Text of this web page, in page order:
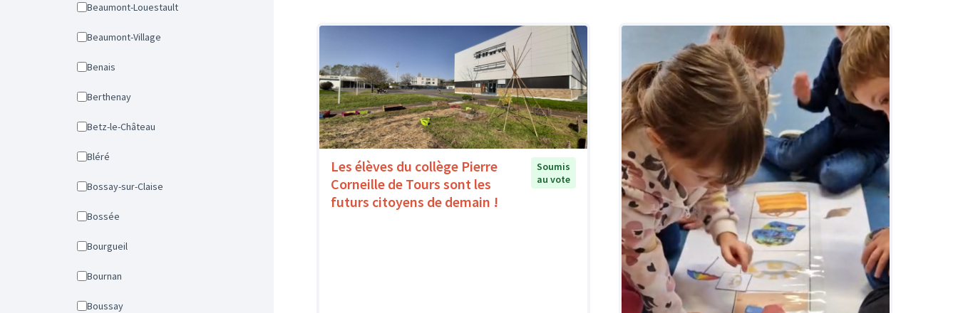
Beaumont-Louestault
Beaumont-Village
Benais
Berthenay
Betz-le-Château
Bléré
Bossay-sur-Claise
Bossée
Bourgueil
Bournan
Boussay
Les élèves du collège Pierre
Corneille de Tours sont les
futurs citoyens de demain !
Soumis
au vote